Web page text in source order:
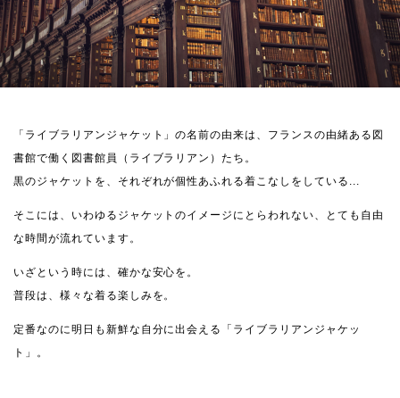
「ライブラリアンジャケット」の名前の由来は、フランスの由緒ある図
書館で働く図書館員（ライブラリアン）たち。
黒のジャケットを、それぞれが個性あふれる着こなしをしている...
そこには、いわゆるジャケットのイメージにとらわれない、とても自由
な時間が流れています。
いざという時には、確かな安心を。
普段は、様々な着る楽しみを。
定番なのに明日も新鮮な自分に出会える「ライブラリアンジャケッ
ト」。